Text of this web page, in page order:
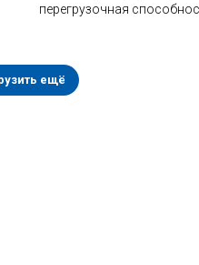
перегрузочная
ещё